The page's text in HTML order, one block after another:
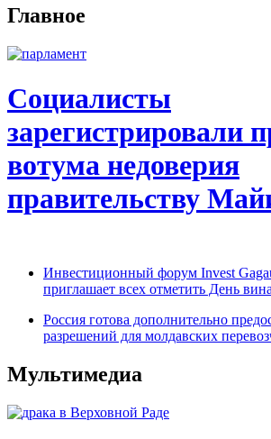
Главное
Социалисты
зарегистрировали
вотума недоверия
правительству
Инвестиционный форум Invest
приглашает всех отметить День вина
Россия готова дополнительно
разрешений для молдавских
Мультимедиа